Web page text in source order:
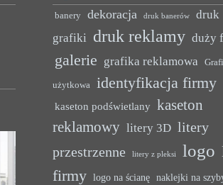
banery dekoracja druk banerów
druk
grafiki druk reklamy duży
galerie grafika reklamowa
użytkowa identyfikacja firmy
kaseton podświetlany kaseton
reklamowy litery 3D litery
przestrzenne
litery z pleksi logo
firmy
logo na ścianę naklejki na